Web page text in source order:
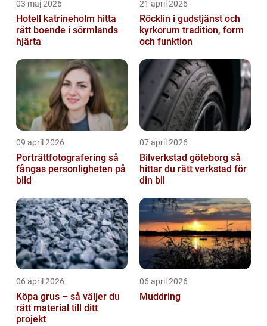
03 maj 2026
Hotell katrineholm hitta
rätt boende i sörmlands
hjärta
21 april 2026
Röcklin i gudstjänst och
kyrkorum tradition, form
och funktion
09 april 2026
Porträttfotografering så
fångas personligheten på
bild
07 april 2026
Bilverkstad göteborg så
hittar du rätt verkstad för
din bil
06 april 2026
Köpa grus – så väljer du
rätt material till ditt
projekt
06 april 2026
Muddring